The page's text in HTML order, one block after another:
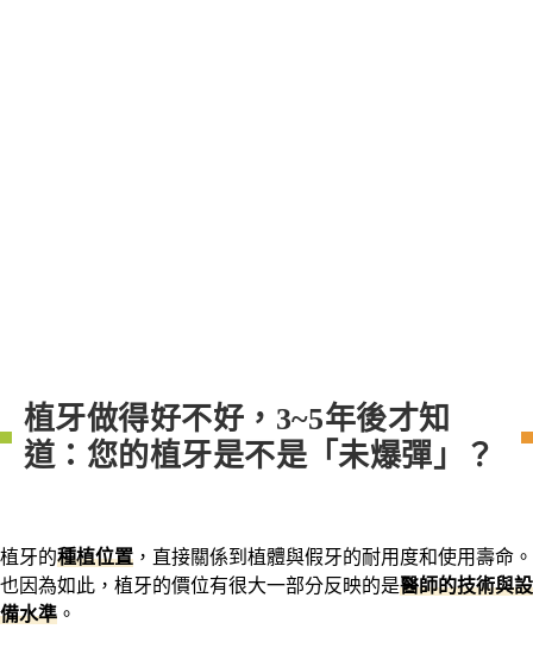
植牙做得好不好，3~5年後才知
道：您的植牙是不是「未爆彈」？
植牙的種植位置 ，直接關係到植體與假牙的耐用度和使用壽命。
也因為如此，植牙的價位有很大一部分反映的是醫師的技術與設
備水準 。